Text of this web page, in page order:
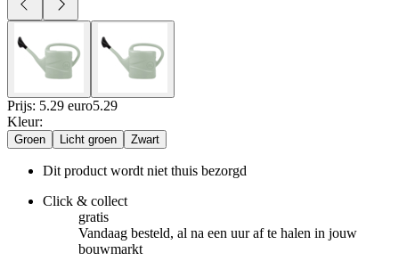
Prijs: 5.29 euro5.29
Kleur:
Groen Licht groen Zwart
Dit product wordt niet thuis bezorgd
Click & collect
gratis
Vandaag besteld, al na een uur af te halen in jouw
bouwmarkt